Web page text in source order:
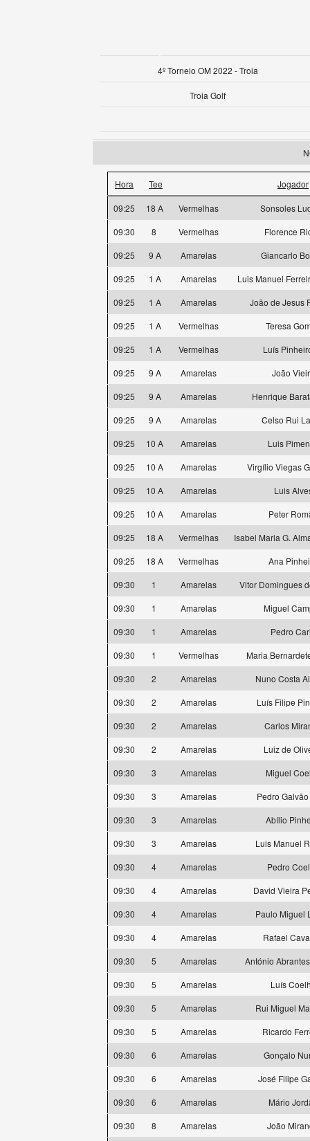
4º Torneio OM 2022 - Troia
Troia Golf
Hora Tee Jogador
09:25 18 A Vermelhas
Sonsoles
09:30
8 Vermelhas
Florence
09:25
9 A Amarelas
Giancarlo
09:25
1 A Amarelas
Luis Manuel
09:25
1 A Amarelas
João de Jesus
09:25
1 A Vermelhas
Teresa
09:25
1 A Vermelhas
Luís
09:25
9 A Amarelas
João
09:25
9 A Amarelas
Henrique
09:25
9 A Amarelas
Celso Rui
09:25
10 A Amarelas
Luis
09:25
10 A Amarelas
Virgílio Viegas
09:25
10 A Amarelas
Luis
09:25
10 A Amarelas
Peter
09:25
18 A Vermelhas
Isabel Maria G.
09:25
18 A Vermelhas
Ana
09:30
1 Amarelas
Vitor Domingues
09:30
1 Amarelas
Miguel
09:30
1 Amarelas
Pedro
09:30
1 Vermelhas
Maria
09:30
2 Amarelas
Nuno Costa
09:30
2 Amarelas
Luís Filipe
09:30
2 Amarelas
Carlos
09:30
2 Amarelas
Luiz de
09:30
3 Amarelas
Miguel
09:30
3 Amarelas
Pedro
09:30
3 Amarelas
Abílio
09:30
3 Amarelas
Luis Manuel
09:30
4 Amarelas
Pedro
09:30
4 Amarelas
David Vieira
09:30
4 Amarelas
Paulo Miguel
09:30
4 Amarelas
Rafael
09:30
5 Amarelas
António
09:30
5 Amarelas
Luís
09:30
5 Amarelas
Rui Miguel
09:30
5 Amarelas
Ricardo
09:30
6 Amarelas
Gonçalo
09:30
6 Amarelas
José Filipe
09:30
6 Amarelas
Mário
09:30
8 Amarelas
João